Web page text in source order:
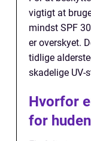
vigtigt at
mindst SPF
er overskyet.
tidlige
skadelige UV-
Hvorfor
for